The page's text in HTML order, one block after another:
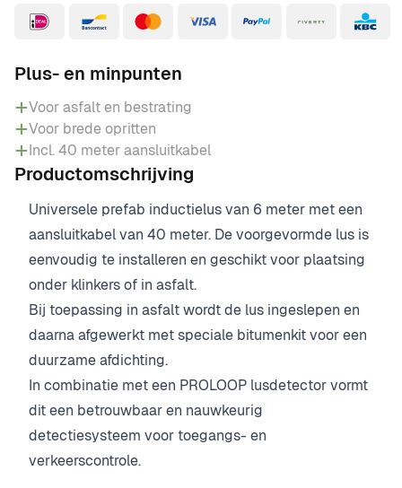
Plus- en minpunten
Voor asfalt en bestrating
Voor brede opritten
Incl. 40 meter aansluitkabel
Productomschrijving
Universele prefab inductielus van 6 meter met een
aansluitkabel van 40 meter. De voorgevormde lus is
eenvoudig te installeren en geschikt voor plaatsing
onder klinkers of in asfalt.
Bij toepassing in asfalt wordt de lus ingeslepen en
daarna afgewerkt met speciale bitumenkit voor een
duurzame afdichting.
In combinatie met een PROLOOP lusdetector vormt
dit een betrouwbaar en nauwkeurig
detectiesysteem voor toegangs- en
verkeerscontrole.